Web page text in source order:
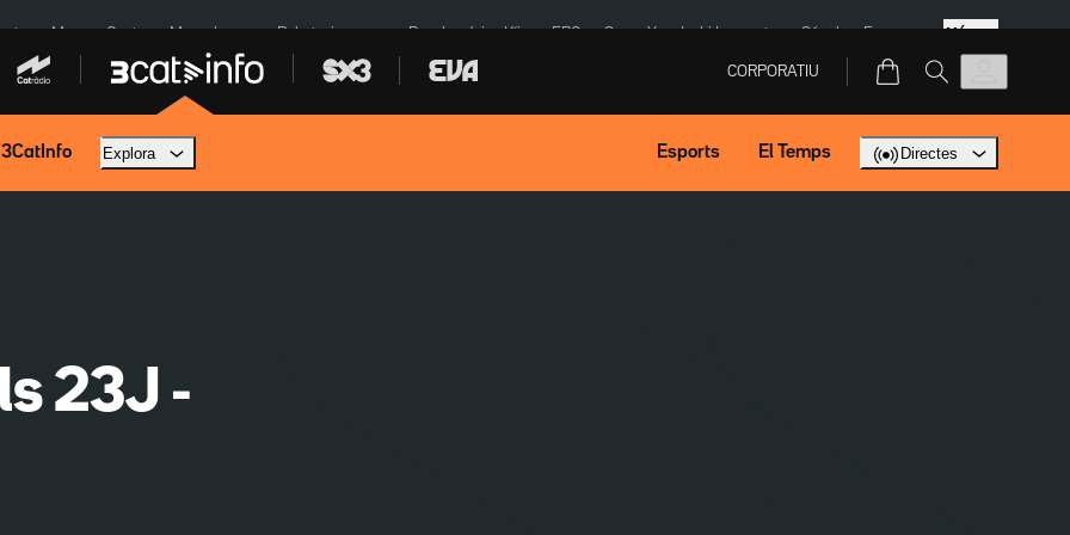
Menors Ceuta Mercabarna Robatoris coure Bombardejos Kíiv ERC SpaceX Isaki Lacuesta Sánchez Europa Més
CORPORATIU
3CatInfo Explora Esports El Temps Directes
23J -